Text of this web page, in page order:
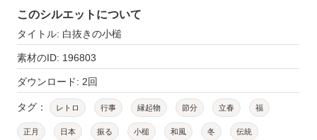
このシルエットについて
タイトル: 白抜きの小槌
素材のID: 196803
ダウンロード: 2回
タグ： レトロ 行事 縁起物 節分 立春 福
正月 日本 振る 小槌 和風 冬 伝統